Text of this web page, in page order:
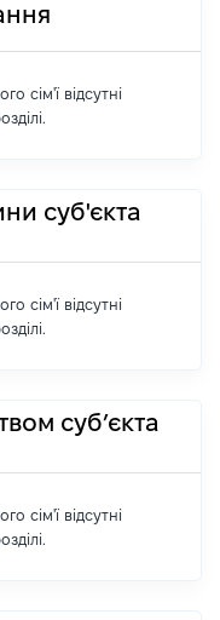
сім'ї відсутні
суб'єкта
сім'ї відсутні
суб’єкта
сім'ї відсутні